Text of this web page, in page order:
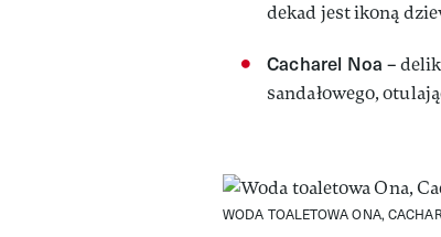
dekad jest ikoną
Cacharel Noa –
sandałowego,
WODA TOALETOWA ONA,